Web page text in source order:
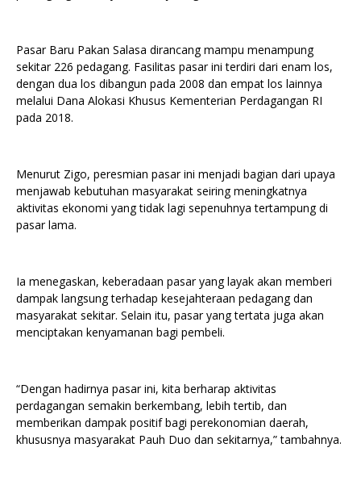
Pasar Baru Pakan Salasa dirancang mampu menampung
sekitar 226 pedagang. Fasilitas pasar ini terdiri dari enam los,
dengan dua los dibangun pada 2008 dan empat los lainnya
melalui Dana Alokasi Khusus Kementerian Perdagangan RI
pada 2018.
Menurut Zigo, peresmian pasar ini menjadi bagian dari upaya
menjawab kebutuhan masyarakat seiring meningkatnya
aktivitas ekonomi yang tidak lagi sepenuhnya tertampung di
pasar lama.
Ia menegaskan, keberadaan pasar yang layak akan memberi
dampak langsung terhadap kesejahteraan pedagang dan
masyarakat sekitar. Selain itu, pasar yang tertata juga akan
menciptakan kenyamanan bagi pembeli.
“Dengan hadirnya pasar ini, kita berharap aktivitas
perdagangan semakin berkembang, lebih tertib, dan
memberikan dampak positif bagi perekonomian daerah,
khususnya masyarakat Pauh Duo dan sekitarnya,” tambahnya.